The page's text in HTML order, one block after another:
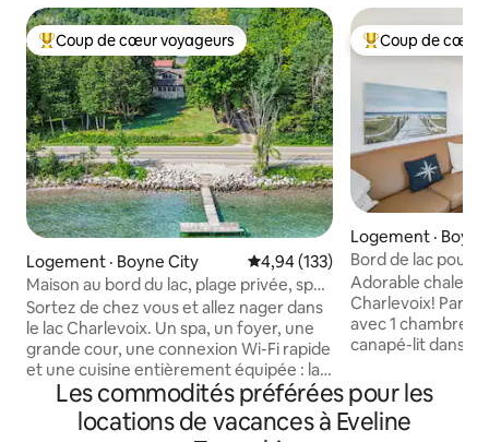
Coup de cœur voyageurs parmi les plus aimés
Coup de cœur voyageurs
Logement · Boyne City Note moyenne de 4,94 sur 5,
4,94 (133)
Maison au bord du lac, plage privée, spa,
foyer extérieur
Sortez de chez vous et allez nager dans
le lac Charlevoix. Un spa, un foyer, une
grande cour, une connexion Wi-Fi rapide
et une cuisine entièrement équipée : la
retraite parfaite pour les familles ou les
groupes. 🏖️ 75 pieds de rivage sur le lac
Charlevoix 💧 Jacuzzi + vue sur le lac 🔥
Coup de cœur
Coup de cœur
Logement ·
Bord de lac pour
près de Boyne
Adorable chalet
Charlevoix! Parfait pour 4 personnes
avec 1 chambre
canapé-lit dans le
vous sur la
sur 125 pieds de
d'un foyer, d'un
Les commodités préférées pour les
locations de vacances à Eveline